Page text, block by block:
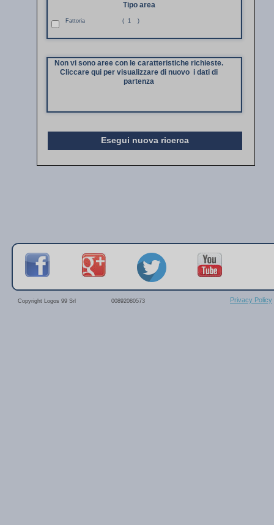
Copyright Logos 99 Srl 00892080573 Privacy Policy
Tipo area
Fattoria ( 1 )
Non vi sono aree con le caratteristiche richieste.
Cliccare qui per visualizzare di nuovo i dati di
partenza
Esegui nuova ricerca